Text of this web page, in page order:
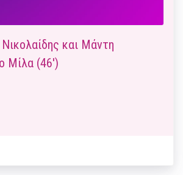
και Μάντη
Μίλα (46′)